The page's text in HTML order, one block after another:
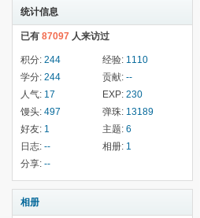
统计信息
已有 87097 人来访过
积分: 244 经验: 1110
学分: 244 贡献: --
人气: 17 EXP: 230
馒头: 497 弹珠: 13189
好友: 1 主题: 6
日志: -- 相册: 1
分享: --
相册